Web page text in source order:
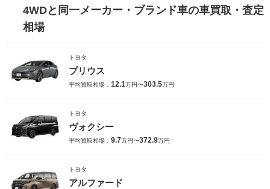
4WDと同一メーカー・ブランド車の車買取・査定
相場
トヨタ
プリウス
平均買取相場： 12.1万円〜303.5万円
トヨタ
ヴォクシー
平均買取相場： 9.7万円〜372.9万円
トヨタ
アルファード